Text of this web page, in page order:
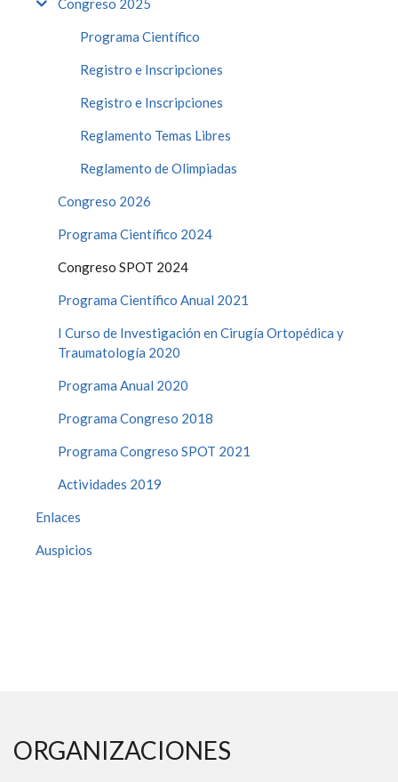
Congreso 2025
Programa Científico
Registro e Inscripciones
Registro e Inscripciones
Reglamento Temas Libres
Reglamento de Olimpiadas
Congreso 2026
Programa Científico 2024
Congreso SPOT 2024
Programa Científico Anual 2021
I Curso de Investigación en Cirugía Ortopédica y
Traumatología 2020
Programa Anual 2020
Programa Congreso 2018
Programa Congreso SPOT 2021
Actividades 2019
Enlaces
Auspicios
ORGANIZACIONES